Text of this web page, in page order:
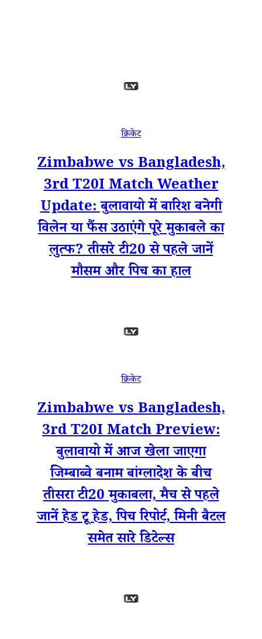
क्रिकेट
Zimbabwe vs Bangladesh,
3rd T20I Match Weather
Update: बुलावायो में बारिश बनेगी
विलेन या फैंस उठाएंगे पूरे मुकाबले का
लुत्फ? तीसरे टी20 से पहले जानें
मौसम और पिच का हाल
क्रिकेट
Zimbabwe vs Bangladesh,
3rd T20I Match Preview:
बुलावायो में आज खेला जाएगा
जिम्बाब्वे बनाम बांग्लादेश के बीच
तीसरा टी20 मुकाबला, मैच से पहले
जानें हेड टू हेड, पिच रिपोर्ट, मिनी बैटल
समेत सारे डिटेल्स